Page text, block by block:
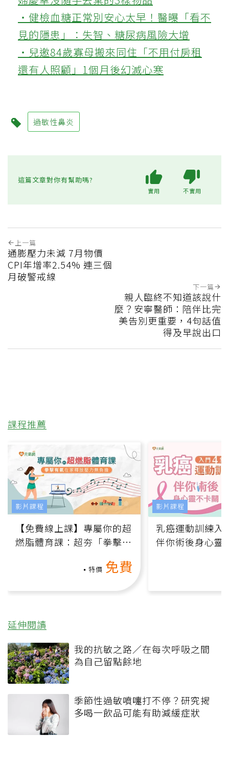
‧健檢血糖正常別安心太早！醫曝「看不
見的隱患」：失智、糖尿病風險大增
‧兒邀84歲寡母搬來同住「不用付房租
還有人照顧」1個月後幻滅心寒
過敏性鼻炎
這篇文章對你有幫助嗎?
實用 不實用
上一篇
通膨壓力未減 7月物價
CPI年增率2.54% 連三個
月破警戒線
下一篇
親人臨終不知道該說什
麼？安寧醫師：陪伴比完
美告別更重要，4句話值
得及早說出口
課程推薦
【免費線上課】專屬你的超
燃脂體育課：超夯「拳擊有
特價 免費
影片課程
乳癌運動訓練入
伴你術後身心靈
影片課程
延伸閱讀
我的抗敏之路／在每次呼吸之間
為自己留點餘地
季節性過敏噴嚏打不停？研究揭
多喝一飲品可能有助減緩症狀